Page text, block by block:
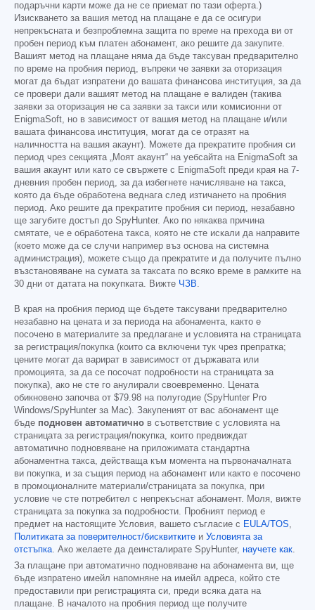
подаръчни карти може да не се приемат по тази оферта.)
Изискването за вашия метод на плащане е да се осигури
непрекъсната и безпроблемна защита по време на прехода ви от
пробен период към платен абонамент, ако решите да закупите.
Вашият метод на плащане няма да бъде таксуван предварително
по време на пробния период, въпреки че заявки за оторизация
могат да бъдат изпратени до вашата финансова институция, за да
се провери дали вашият метод на плащане е валиден (такива
заявки за оторизация не са заявки за такси или комисионни от
EnigmaSoft, но в зависимост от вашия метод на плащане и/или
вашата финансова институция, могат да се отразят на
наличността на вашия акаунт). Можете да прекратите пробния си
период чрез секцията „Моят акаунт“ на уебсайта на EnigmaSoft за
вашия акаунт или като се свържете с EnigmaSoft преди края на 7-
дневния пробен период, за да избегнете начисляване на такса,
която да бъде обработена веднага след изтичането на пробния
период. Ако решите да прекратите пробния си период, незабавно
ще загубите достъп до SpyHunter. Ако по някаква причина
смятате, че е обработена такса, която не сте искали да направите
(което може да се случи например въз основа на системна
администрация), можете също да прекратите и да получите пълно
възстановяване на сумата за таксата по всяко време в рамките на
30 дни от датата на покупката. Вижте ЧЗВ.
В края на пробния период ще бъдете таксувани предварително
незабавно на цената и за периода на абонамента, както е
посочено в материалите за предлагане и условията на страницата
за регистрация/покупка (които са включени тук чрез препратка;
цените могат да варират в зависимост от държавата или
промоцията, за да се посочат подробности на страницата за
покупка), ако не сте го анулирали своевременно. Цената
обикновено започва от $79.98 на полугодие (SpyHunter Pro
Windows/SpyHunter за Mac). Закупеният от вас абонамент ще
бъде подновен автоматично в съответствие с условията на
страницата за регистрация/покупка, които предвиждат
автоматично подновяване на приложимата стандартна
абонаментна такса, действаща към момента на първоначалната
ви покупка, и за същия период на абонамент или както е посочено
в промоционалните материали/страницата за покупка, при
условие че сте потребител с непрекъснат абонамент. Моля, вижте
страницата за покупка за подробности. Пробният период е
предмет на настоящите Условия, вашето съгласие с EULA/TOS,
Политиката за поверителност/бисквитките и Условията за
отстъпка. Ако желаете да деинсталирате SpyHunter, научете как.
За плащане при автоматично подновяване на абонамента ви, ще
бъде изпратено имейл напомняне на имейл адреса, който сте
предоставили при регистрацията си, преди всяка дата на
плащане. В началото на пробния период ще получите